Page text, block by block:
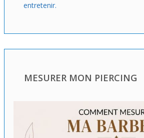
entretenir.
MESURER MON PIERCING